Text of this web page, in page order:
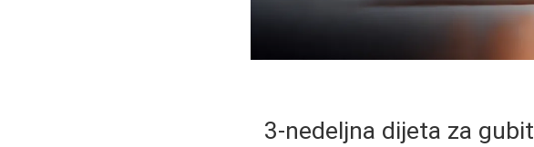
3-nedeljna dijeta za